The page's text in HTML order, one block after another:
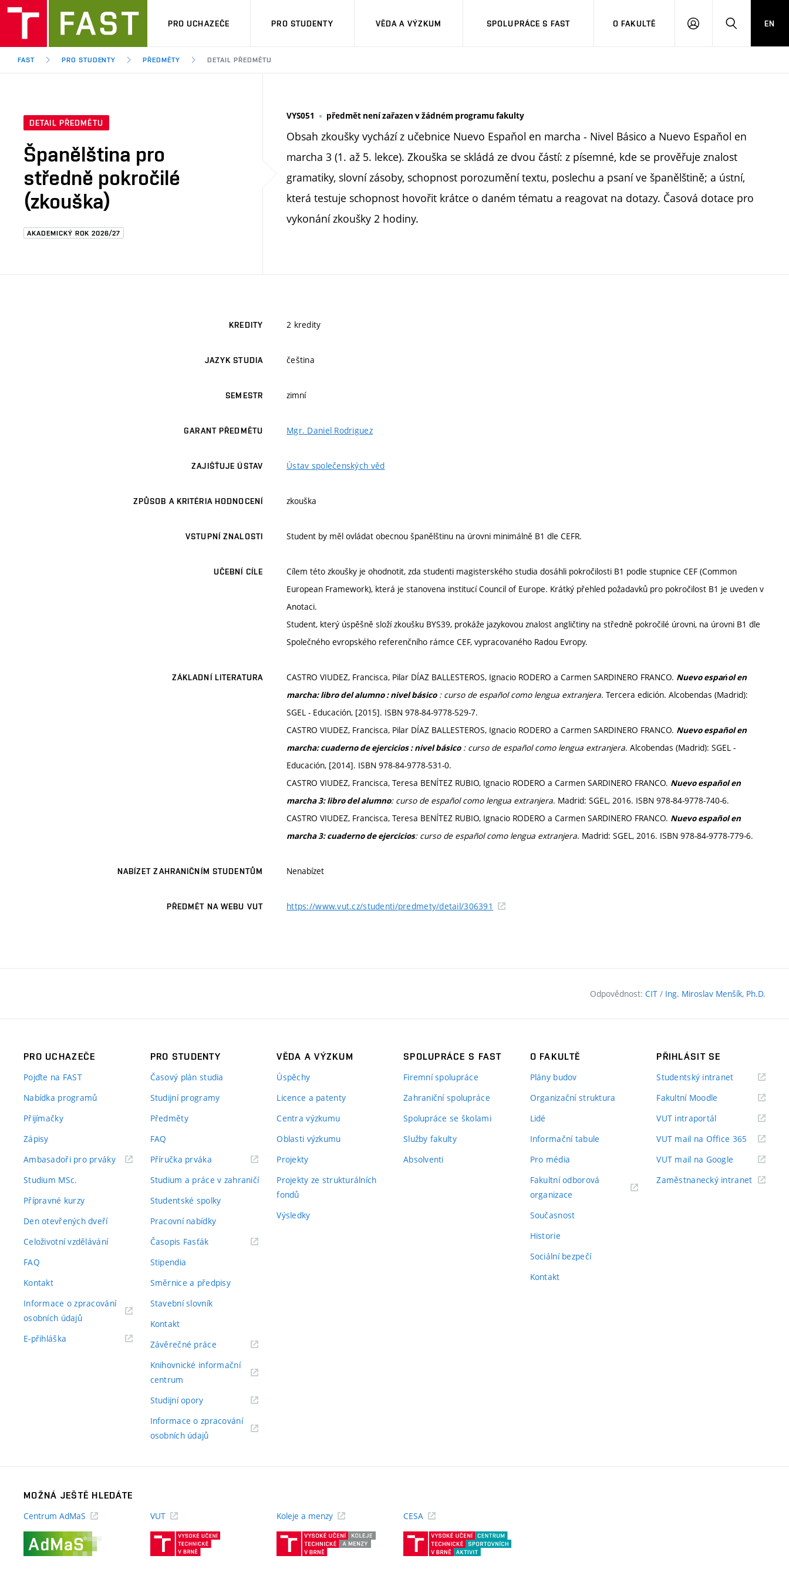
PRO UCHAZEČE PRO STUDENTY VĚDA A VÝZKUM SPOLUPRÁCE S FAST O FAKULTĚ
PŘIHLÁSITHLEDAT
EN
FAST PRO STUDENTY PŘEDMĚTY DETAIL PŘEDMĚTU
DETAIL PŘEDMĚTU
Španělština pro
středně pokročilé
(zkouška)
AKADEMICKÝ ROK 2026/27
VYS051 předmět není zařazen v žádném programu fakulty
Obsah zkoušky vychází z učebnice Nuevo Espaňol en marcha - Nivel Básico a Nuevo Espaňol en
marcha 3 (1. až 5. lekce). Zkouška se skládá ze dvou částí: z písemné, kde se prověřuje znalost
gramatiky, slovní zásoby, schopnost porozumění textu, poslechu a psaní ve španělštině; a ústní,
která testuje schopnost hovořit krátce o daném tématu a reagovat na dotazy. Časová dotace pro
vykonání zkoušky 2 hodiny.
KREDITY 2 kredity
JAZYK STUDIA čeština
SEMESTR zimní
GARANT PŘEDMĚTU Mgr. Daniel Rodriguez
ZAJIŠŤUJE ÚSTAV Ústav společenských věd
ZPŮSOB A KRITÉRIA HODNOCENÍ zkouška
VSTUPNÍ ZNALOSTI Student by měl ovládat obecnou španělštinu na úrovni minimálně B1 dle CEFR.
UČEBNÍ CÍLE
Cílem této zkoušky je ohodnotit, zda studenti magisterského studia dosáhli pokročilosti B1 podle stupnice CEF (Common
European Framework), která je stanovena institucí Council of Europe. Krátký přehled požadavků pro pokročilost B1 je uveden v
Anotaci.
Student, který úspěšně složí zkoušku BYS39, prokáže jazykovou znalost angličtiny na středně pokročilé úrovni, na úrovni B1 dle
Společného evropského referenčního rámce CEF, vypracovaného Radou Evropy.
ZÁKLADNÍ LITERATURA CASTRO VIUDEZ, Francisca, Pilar DÍAZ BALLESTEROS, Ignacio RODERO a Carmen SARDINERO FRANCO. Nuevo espańol en
marcha: libro del alumno : nivel básico: curso de español como lengua extranjera. Tercera edición. Alcobendas (Madrid):
SGEL - Educación, [2015]. ISBN 978-84-9778-529-7.
CASTRO VIUDEZ, Francisca, Pilar DÍAZ BALLESTEROS, Ignacio RODERO a Carmen SARDINERO FRANCO. Nuevo español en
marcha: cuaderno de ejercicios : nivel básico: curso de español como lengua extranjera. Alcobendas (Madrid): SGEL -
Educación, [2014]. ISBN 978-84-9778-531-0.
CASTRO VIUDEZ, Francisca, Teresa BENÍTEZ RUBIO, Ignacio RODERO a Carmen SARDINERO FRANCO. Nuevo español en
marcha 3: libro del alumno: curso de español como lengua extranjera. Madrid: SGEL, 2016. ISBN 978-84-9778-740-6.
CASTRO VIUDEZ, Francisca, Teresa BENÍTEZ RUBIO, Ignacio RODERO a Carmen SARDINERO FRANCO. Nuevo español en
marcha 3: cuaderno de ejercicios:curso de español como lengua extranjera. Madrid: SGEL, 2016. ISBN 978-84-9778-779-6.
NABÍZET ZAHRANIČNÍM STUDENTŮM Nenabízet
PŘEDMĚT NA WEBU VUT https://www.vut.cz/studenti/predmety/detail/306391
Odpovědnost: CIT / Ing. Miroslav Menšík, Ph.D.
PRO UCHAZEČE
Pojďte na FAST
Nabídka programů
Přijímačky
Zápisy
Ambasadoři pro prváky(externí
Studium MSc.
Přípravné kurzy
Den otevřených dveří
Celoživotní vzdělávání
FAQ
Kontakt
Informace o zpracování
osobních údajů(externí
E-přihláška
PRO STUDENTY
Časový plán studia
Studijní programy
Předměty
FAQ
Příručka prváka(externí
Studium a práce v zahraničí
Studentské spolky
Pracovní nabídky
Časopis Fasťák(externí
Stipendia
Směrnice a předpisy
Stavební slovník
Kontakt
Závěrečné práce(externí
Knihovnické informační
centrum
Studijní opory(externí
Informace o zpracování
osobních údajů(externí
VĚDA A VÝZKUM
Úspěchy
Licence a patenty
Centra výzkumu
Oblasti výzkumu
Projekty
Projekty ze strukturálních
fondů
Výsledky
SPOLUPRÁCE S FAST
Firemní spolupráce
Zahraniční spolupráce
Spolupráce se školami
Služby fakulty
Absolventi
O FAKULTĚ
Plány budov
Organizační struktura
Lidé
Informační tabule
Pro média
Fakultní odborová
organizace
Současnost
Historie
Sociální bezpečí
Kontakt
PŘIHLÁSIT SE
Studentský intranet(externí
Fakultní Moodle
VUT intraportál(externí
VUT mail na Office 365 (externí
odkaz)
VUT mail na Google (externí
Zaměstnanecký intranet(externí
MOŽNÁ JEŠTĚ HLEDÁTE
Centrum AdMaS
VUT
(externí
Koleje a menzy
(externí
CESA